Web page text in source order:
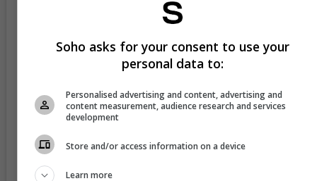
View this post on Instagram
Soho asks for your consent to use your
personal data to:
Personalised advertising and content, advertising and
content measurement, audience research and services
development
Store and/or access information on a device
Learn more